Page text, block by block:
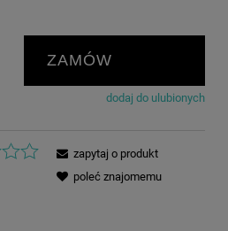
ZAMÓW
dodaj do ulubionych
zapytaj o produkt
poleć znajomemu